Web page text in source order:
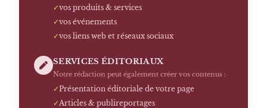
✓vos produits & services
✓vos événements
✓vos liens web et réseaux sociaux
SERVICES ÉDITORIAUX
Notre rédaction peut également créer vos contenus :
✓Présentation éditoriale de votre page
✓ Articles & publireportages